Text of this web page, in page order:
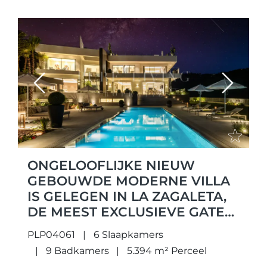
Previous Next
ONGELOOFLIJKE NIEUW
GEBOUWDE MODERNE VILLA
IS GELEGEN IN LA ZAGALETA,
DE MEEST EXCLUSIEVE GATED
COMMUNITY IN EUROPA MET
24-UURS BEVEILIGING.
PLP04061
6 Slaapkamers
9 Badkamers
5.394 m² Perceel